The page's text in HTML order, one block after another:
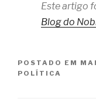
Este artigo
Blog do
POSTADO EM
POLÍTICA